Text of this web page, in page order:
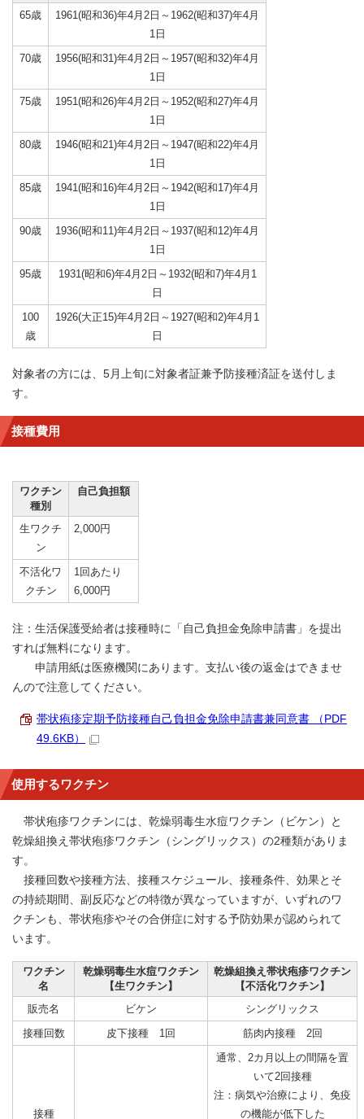
65歳
1961(昭和36)年4月2日～1962(昭和37)年4月
1日
70歳
1956(昭和31)年4月2日～1957(昭和32)年4月
1日
75歳
1951(昭和26)年4月2日～1952(昭和27)年4月
1日
80歳
1946(昭和21)年4月2日～1947(昭和22)年4月
1日
85歳
1941(昭和16)年4月2日～1942(昭和17)年4月
1日
90歳
1936(昭和11)年4月2日～1937(昭和12)年4月
1日
95歳
1931(昭和6)年4月2日～1932(昭和7)年4月1
日
100
歳
1926(大正15)年4月2日～1927(昭和2)年4月1
日
対象者の方には、5月上旬に対象者証兼予防接種済証を送付しま
す。
接種費用
ワクチン
種別
自己負担額
生ワクチ
ン
2,000円
不活化ワ
クチン
1回あたり
6,000円
注：生活保護受給者は接種時に「自己負担金免除申請書」を提出
すれば無料になります。
申請用紙は医療機関にあります。支払い後の返金はできませ
んので注意してください。
帯状疱疹定期予防接種自己負担金免除申請書兼同意書 （PDF
49.6KB）
使用するワクチン
帯状疱疹ワクチンには、乾燥弱毒生水痘ワクチン（ビケン）と
乾燥組換え帯状疱疹ワクチン（シングリックス）の2種類がありま
す。
接種回数や接種方法、接種スケジュール、接種条件、効果とそ
の持続期間、副反応などの特徴が異なっていますが、いずれのワ
クチンも、帯状疱疹やその合併症に対する予防効果が認められて
います。
ワクチン
名
乾燥弱毒生水痘ワクチン
【生ワクチン】
乾燥組換え帯状疱疹ワクチン
【不活化ワクチン】
販売名
ビケン
シングリックス
接種回数
皮下接種 1回 筋肉内接種 2回
接種
通常、2カ月以上の間隔を置
いて2回接種
注：病気や治療により、免疫
の機能が低下した